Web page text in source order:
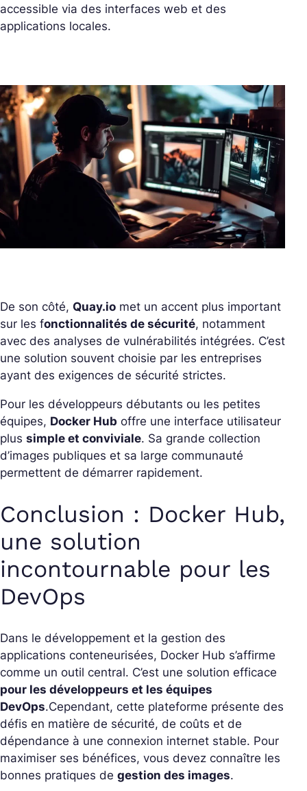
accessible via des interfaces web et des
applications locales.
De son côté, Quay.io met un accent plus important
sur les fonctionnalités de sécurité, notamment
avec des analyses de vulnérabilités intégrées. C’est
une solution souvent choisie par les entreprises
ayant des exigences de sécurité strictes.
Pour les développeurs débutants ou les petites
équipes, Docker Hub offre une interface utilisateur
plus simple et conviviale. Sa grande collection
d’images publiques et sa large communauté
permettent de démarrer rapidement.
Conclusion : Docker Hub,
une solution
incontournable pour les
DevOps
Dans le développement et la gestion des
applications conteneurisées, Docker Hub s’affirme
comme un outil central. C’est une solution efficace
pour les développeurs et les équipes
DevOps.Cependant, cette plateforme présente des
défis en matière de sécurité, de coûts et de
dépendance à une connexion internet stable. Pour
maximiser ses bénéfices, vous devez connaître les
bonnes pratiques de gestion des images.